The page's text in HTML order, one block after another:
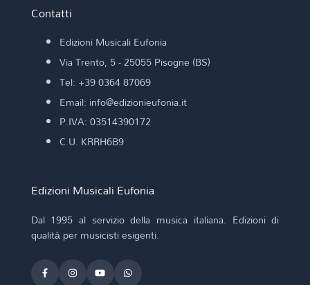
Contatti
Edizioni Musicali Eufonia
Via Trento, 5 - 25055 Pisogne (BS)
Tel: +39 0364 87069
Email: info@edizionieufonia.it
P.IVA: 03514390172
C.U. KRRH6B9
Edizioni Musicali Eufonia
Dal 1995 al servizio della musica italiana. Edizioni di
qualità per musicisti esigenti.